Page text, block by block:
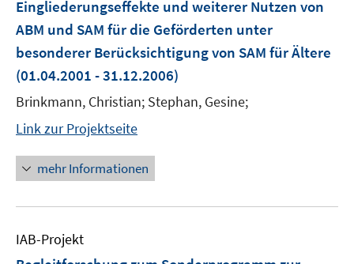
Eingliederungseffekte und weiterer Nutzen von
ABM und SAM für die Geförderten unter
besonderer Berücksichtigung von SAM für Ältere
(01.04.2001 - 31.12.2006)
Brinkmann, Christian; Stephan, Gesine;
Link zur Projektseite
mehr Informationen
IAB-Projekt